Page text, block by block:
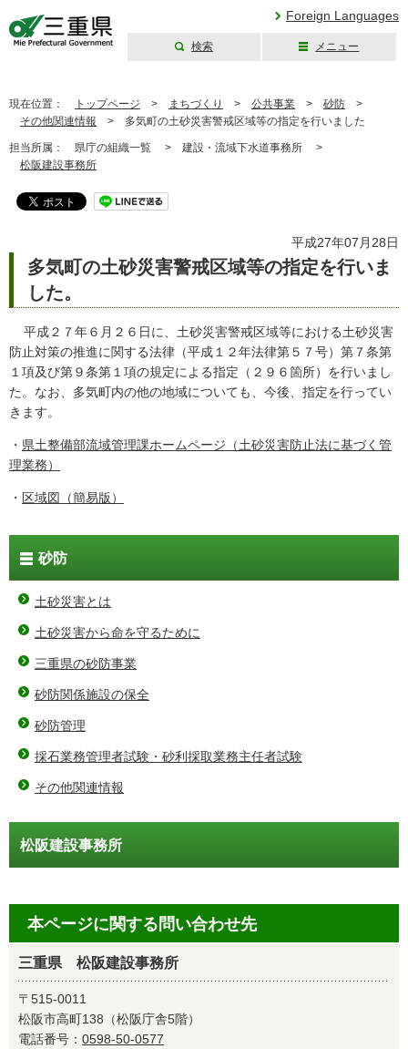
Foreign Languages
検索 メニュー
現在位置： トップページ > まちづくり > 公共事業 > 砂防 >
その他関連情報 > 多気町の土砂災害警戒区域等の指定を行いました
担当所属： 県庁の組織一覧 > 建設・流域下水道事務所 >
松阪建設事務所
平成27年07月28日
多気町の土砂災害警戒区域等の指定を行いま
した。
平成２７年６月２６日に、土砂災害警戒区域等における土砂災害
防止対策の推進に関する法律（平成１２年法律第５７号）第７条第
１項及び第９条第１項の規定による指定（２９６箇所）を行いまし
た。なお、多気町内の他の地域についても、今後、指定を行ってい
きます。
・ 県土整備部流域管理課ホームページ（土砂災害防止法に基づく管
理業務）
・ 区域図（簡易版）
砂防
土砂災害とは
土砂災害から命を守るために
三重県の砂防事業
砂防関係施設の保全
砂防管理
採石業務管理者試験・砂利採取業務主任者試験
その他関連情報
松阪建設事務所
本ページに関する問い合わせ先
三重県 松阪建設事務所
〒515-0011
松阪市高町138（松阪庁舎5階）
電話番号： 0598-50-0577